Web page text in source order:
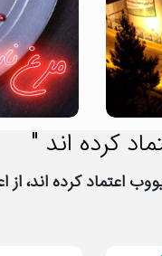
کرده اند "